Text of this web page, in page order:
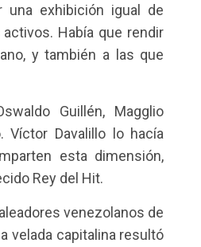
exhibición igual de
Había que rendir
y también a las que
Guillén, Magglio
Víctor Davalillo lo hacía
esta dimensión,
Rey del Hit.
venezolanos de
velada capitalina resultó